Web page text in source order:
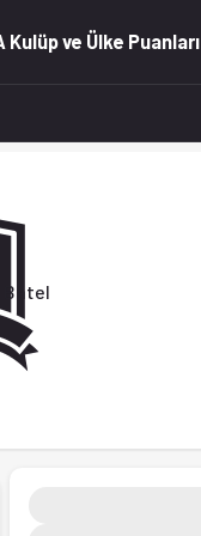
Kulüp ve Ülke Puanları
Batel